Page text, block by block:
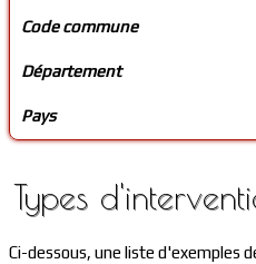
Code commune
Département
Pays
Types
Ci-dessous, une liste d'exemples